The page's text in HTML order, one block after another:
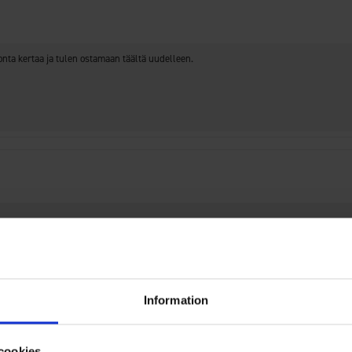
Information
kertaa ja tulen ostamaan täältä uudelleen.